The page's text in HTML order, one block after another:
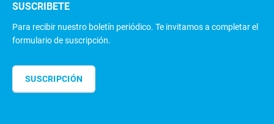
SUSCRIBETE
Para recibir nuestro boletín periódico. Te invitamos a completar el
formulario de suscripción.
SUSCRIPCIÓN